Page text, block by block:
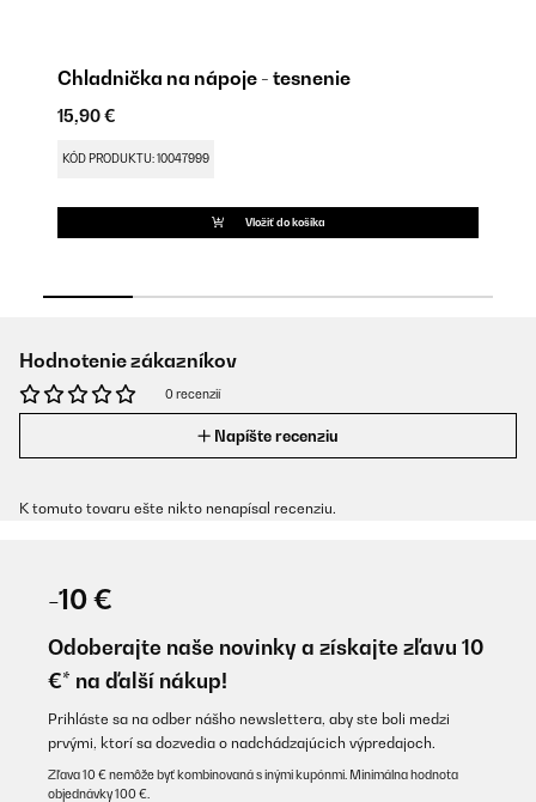
Chladnička na nápoje - tesnenie
15,90 €
KÓD PRODUKTU: 10047999
Vložiť do košíka
Hodnotenie zákazníkov
0 recenzií
Napíšte recenziu
K tomuto tovaru ešte nikto nenapísal recenziu.
-10 €
Odoberajte naše novinky a získajte zľavu 10
€* na ďalší nákup!
Prihláste sa na odber nášho newslettera, aby ste boli medzi
prvými, ktorí sa dozvedia o nadchádzajúcich výpredajoch.
Zľava 10 € nemôže byť kombinovaná s inými kupónmi. Minimálna hodnota
objednávky 100 €.